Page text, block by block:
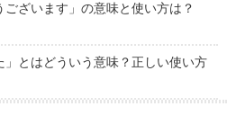
ございます」の意味と使い方は？
」とはどういう意味？正しい使い方